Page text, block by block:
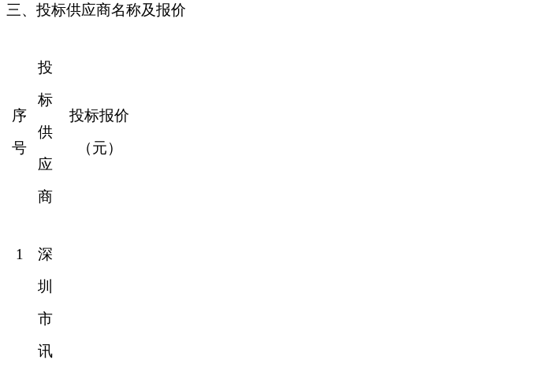
三、投标供应商名称及报价
序
号
投
标
供
应
商
投标报价
（元）
1
深
圳
市
讯